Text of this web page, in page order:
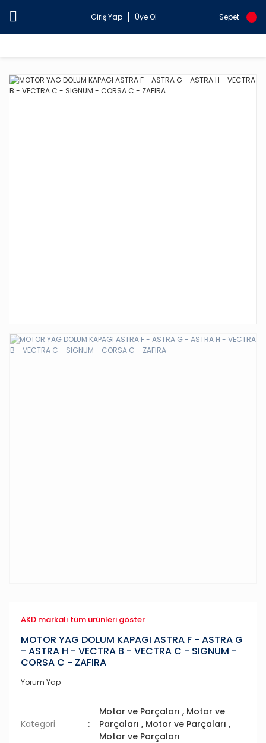
Giriş Yap Üye Ol Sepet
AKD markalı tüm ürünleri göster
MOTOR YAG DOLUM KAPAGI ASTRA F - ASTRA G
- ASTRA H - VECTRA B - VECTRA C - SIGNUM -
CORSA C - ZAFIRA
Yorum Yap
Kategori
Motor ve Parçaları , Motor ve
Parçaları , Motor ve Parçaları ,
Motor ve Parçaları